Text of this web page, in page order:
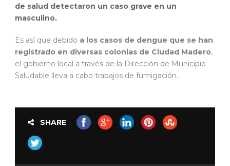
de salud detectaron un caso grave en un
masculino.
Es así que debido a los casos de dengue que se han
registrado en diversas colonias de Ciudad Madero,
el gobierno local a través de la Dirección de Municipio
Saludable lleva a cabo trabajos de fumigación.
SHARE